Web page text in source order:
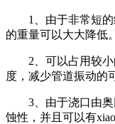
1、由于非常短
的重量可以大大降低。
2、可以占用较
度，减少管道振动的
3、由于浇口由
蚀性，并且可以有